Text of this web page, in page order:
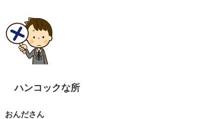
ハンコックな所
おんださん